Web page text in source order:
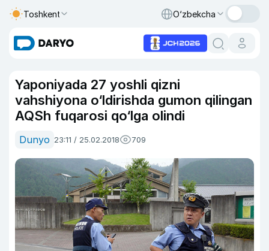
Toshkent O‘zbekcha
Yaponiyada 27 yoshli qizni
vahshiyona o‘ldirishda gumon qilingan
AQSh fuqarosi qo‘lga olindi
Dunyo 23:11 / 25.02.2018 709